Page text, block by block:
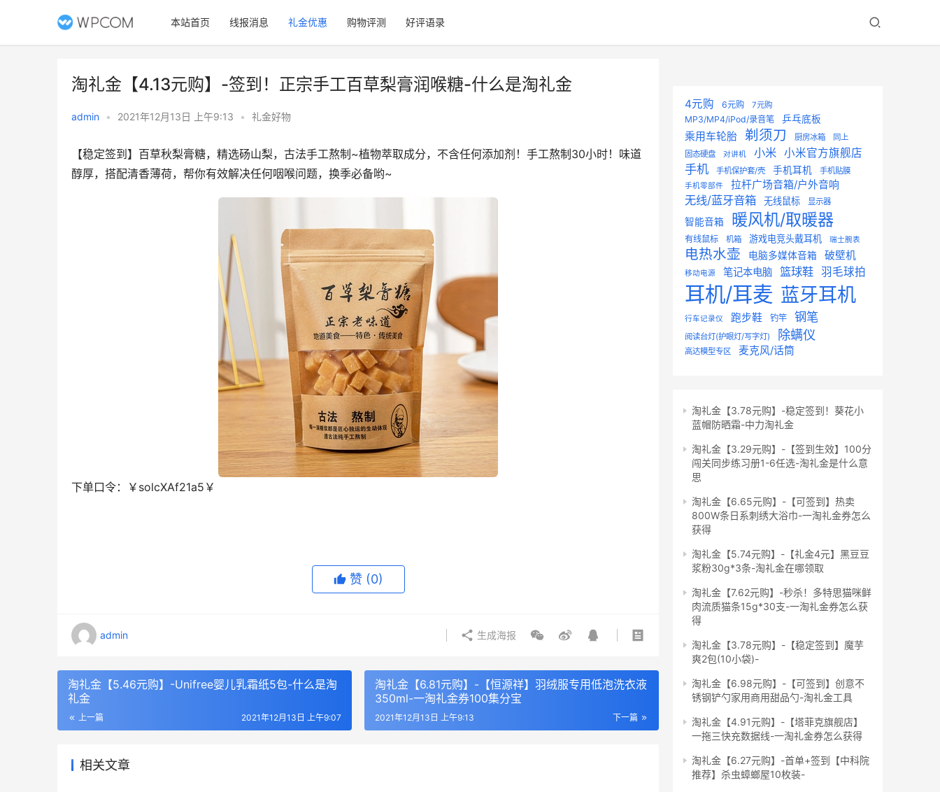
本站首页 线报消息 礼金优惠 购物评测 好评语录
淘礼金【4.13元购】-签到！正宗手工百草梨膏润喉糖-什么是淘礼金
admin • 2021年12月13日 上午9:13 • 礼金好物
【稳定签到】百草秋梨膏糖，精选砀山梨，古法手工熬制~植物萃取成分，不含任何添加剂！手工熬制30小时！味道
醇厚，搭配清香薄荷，帮你有效解决任何咽喉问题，换季必备哟~
下单口令： ￥solcXAf21a5￥
赞 (0)
admin 生成海报
淘礼金【5.46元购】-Unifree婴儿乳霜纸5包-什么是淘
礼金
上一篇 2021年12月13日 上午9:07
淘礼金【6.81元购】-【恒源祥】羽绒服专用低泡洗衣液
350ml-一淘礼金券100集分宝
下一篇
2021年12月13日 上午9:13
相关文章
4元购 6元购 7元购
MP3/MP4/iPod/录音笔 乒乓底板
乘用车轮胎 剃须刀 厨房冰箱
同上
固态硬盘
对讲机 小米 小米官方旗舰店
手机 手机保护套/壳 手机耳机 手机贴膜
手机零部件 拉杆广场音箱/户外音响
无线/蓝牙音箱 无线鼠标 显示器
智能音箱 暖风机/取暖器
有线鼠标 机箱 游戏电竞头戴耳机 瑞士腕表
电热水壶 电脑多媒体音箱 破壁机
移动电源 笔记本电脑 篮球鞋 羽毛球拍
耳机/耳麦 蓝牙耳机
行车记录仪 跑步鞋 钓竿 钢笔
阅读台灯(护眼灯/写字灯) 除螨仪
高达模型专区 麦克风/话筒
淘礼金【3.78元购】-稳定签到！葵花小
蓝帽防晒霜-中力淘礼金
淘礼金【3.29元购】-【签到生效】100分
闯关同步练习册1-6任选-淘礼金是什么意
思
淘礼金【6.65元购】-【可签到】热卖
800W条日系刺绣大浴巾-一淘礼金券怎么
获得
淘礼金【5.74元购】-【礼金4元】黑豆豆
浆粉30g*3条-淘礼金在哪领取
淘礼金【7.62元购】-秒杀！多特思猫咪鲜
肉流质猫条15g*30支-一淘礼金券怎么获
得
淘礼金【3.78元购】-【稳定签到】魔芋
爽2包(10小袋)-
淘礼金【6.98元购】-【可签到】创意不
锈钢铲勺家用商用甜品勺-淘礼金工具
淘礼金【4.91元购】-【塔菲克旗舰店】
一拖三快充数据线-一淘礼金券怎么获得
淘礼金【6.27元购】-首单+签到【中科院
推荐】杀虫蟑螂屋10枚装-